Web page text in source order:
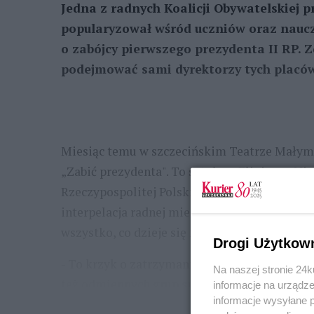
Jedna z radnych Koalicji Obywatelskiej
popularyzował wśród uczniów oraz
o zabójcy pierwszego prezydenta II RP.
podejmować sami dyrektorzy tych
Miesiąc temu w szczecińskim Teatrze
„Zabić prezydenta". To sztuka o Eligiuszu
Rzeczypospolitej Polskiej Gabriela
- To krzyk o zatrzymanie eskalacji języka
też odmiennych grup społecznych, Żydów,
Drogi
Na naszej stronie
informacje na
informacje wysyłane